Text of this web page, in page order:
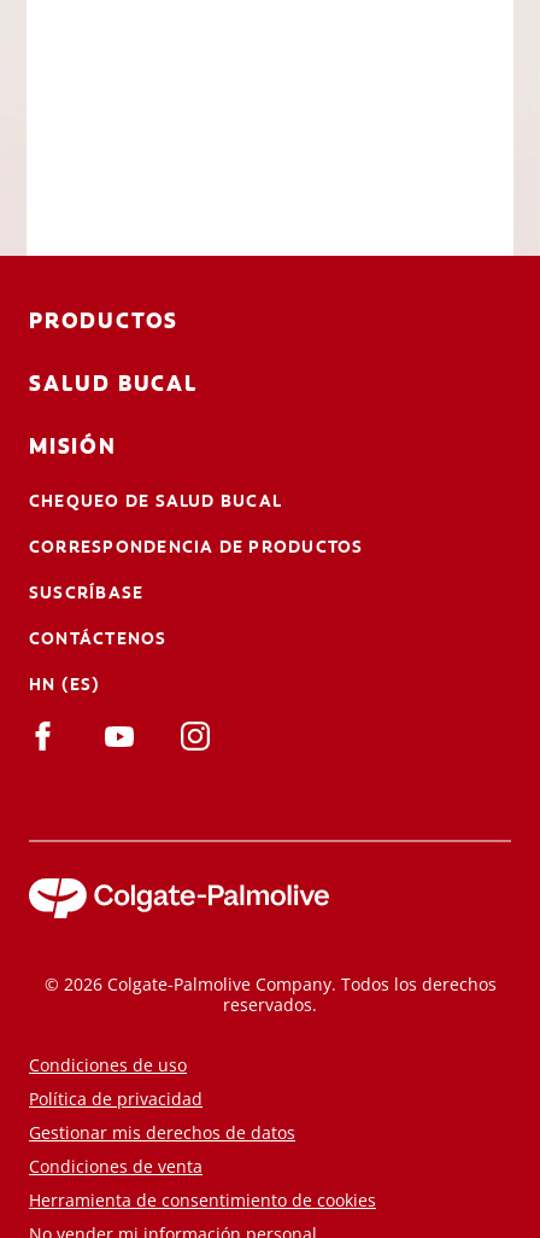
PRODUCTOS
SALUD BUCAL
MISIÓN
CHEQUEO DE SALUD BUCAL
CORRESPONDENCIA DE PRODUCTOS
SUSCRÍBASE
CONTÁCTENOS
HN (ES)
© 2026 Colgate-Palmolive Company. Todos los derechos
reservados.
Condiciones de uso
Política de privacidad
Gestionar mis derechos de datos
Condiciones de venta
Herramienta de consentimiento de cookies